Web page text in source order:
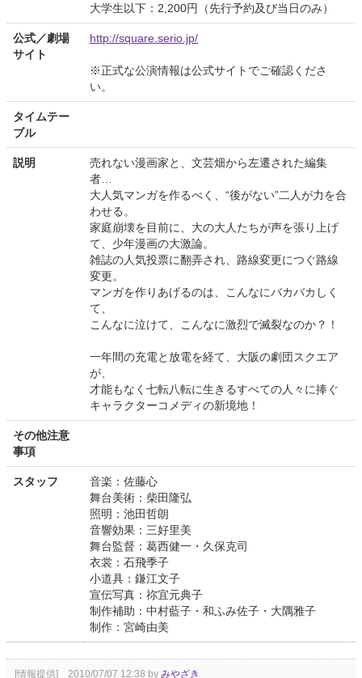
大学生以下：2,200円（先行予約及び当日のみ）
公式／劇場
サイト
http://square.serio.jp/
※正式な公演情報は公式サイトでご確認くださ
い。
タイムテー
ブル
説明
売れない漫画家と、文芸畑から左遷された編集
者…
大人気マンガを作るべく、“後がない”二人が力を合
わせる。
家庭崩壊を目前に、大の大人たちが声を張り上げ
て、少年漫画の大激論。
雑誌の人気投票に翻弄され、路線変更につぐ路線
変更。
マンガを作りあげるのは、こんなにバカバカしく
て、
こんなに泣けて、こんなに激烈で滅裂なのか？！
一年間の充電と放電を経て、大阪の劇団スクエア
が、
才能もなく七転八転に生きるすべての人々に捧ぐ
キャラクターコメディの新境地！
その他注意
事項
スタッフ
音楽：佐藤心
舞台美術：柴田隆弘
照明：池田哲朗
音響効果：三好里美
舞台監督：葛西健一・久保克司
衣裳：石飛季子
小道具：鎌江文子
宣伝写真：祢宜元典子
制作補助：中村藍子・和ふみ佐子・大隅雅子
制作：宮崎由美
[情報提供] 2010/07/07 12:38 by みやざき